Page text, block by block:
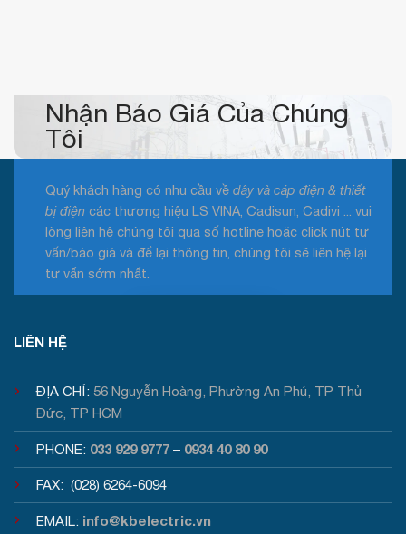
Nhận Báo Giá Của Chúng
Tôi
Quý khách hàng có nhu cầu về dây và cáp điện & thiết
bị điện các thương hiệu LS VINA, Cadisun, Cadivi ... vui
lòng liên hệ chúng tôi qua số hotline hoặc click nút tư
vấn/báo giá và để lại thông tin, chúng tôi sẽ liên hệ lại
tư vấn sớm nhất.
LIÊN HỆ
ĐỊA CHỈ: 56 Nguyễn Hoàng, Phường An Phú, TP Thủ
Đức, TP HCM
PHONE: 033 929 9777 – 0934 40 80 90
FAX: (028) 6264-6094
EMAIL: info@kbelectric.vn